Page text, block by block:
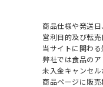
商品仕様や発送日
営利目的及び転
当サイトに関わ
弊社では食品の
未入金キャンセ
商品ページに販